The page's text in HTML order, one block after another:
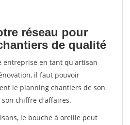
réseau pour
de qualité
entreprise en tant qu'artisan
il faut pouvoir
le planning chantiers de son
chiffre d'affaires.
le bouche à oreille peut